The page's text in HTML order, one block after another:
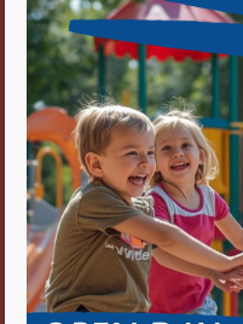
Fratelli